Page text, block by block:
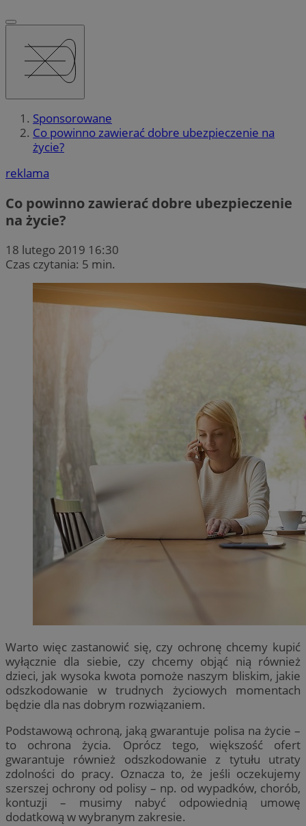
Sponsorowane
Co powinno zawierać dobre ubezpieczenie na
życie?
reklama
Co powinno zawierać dobre ubezpieczenie
na życie?
18 lutego 2019 16:30
Czas czytania: 5 min.
Warto więc zastanowić się, czy ochronę chcemy kupić
wyłącznie dla siebie, czy chcemy objąć nią również
dzieci, jak wysoka kwota pomoże naszym bliskim, jakie
odszkodowanie w trudnych życiowych momentach
będzie dla nas dobrym rozwiązaniem.
Podstawową ochroną, jaką gwarantuje polisa na życie –
to ochrona życia. Oprócz tego, większość ofert
gwarantuje również odszkodowanie z tytułu utraty
zdolności do pracy. Oznacza to, że jeśli oczekujemy
szerszej ochrony od polisy – np. od wypadków, chorób,
kontuzji – musimy nabyć odpowiednią umowę
dodatkową w wybranym zakresie.